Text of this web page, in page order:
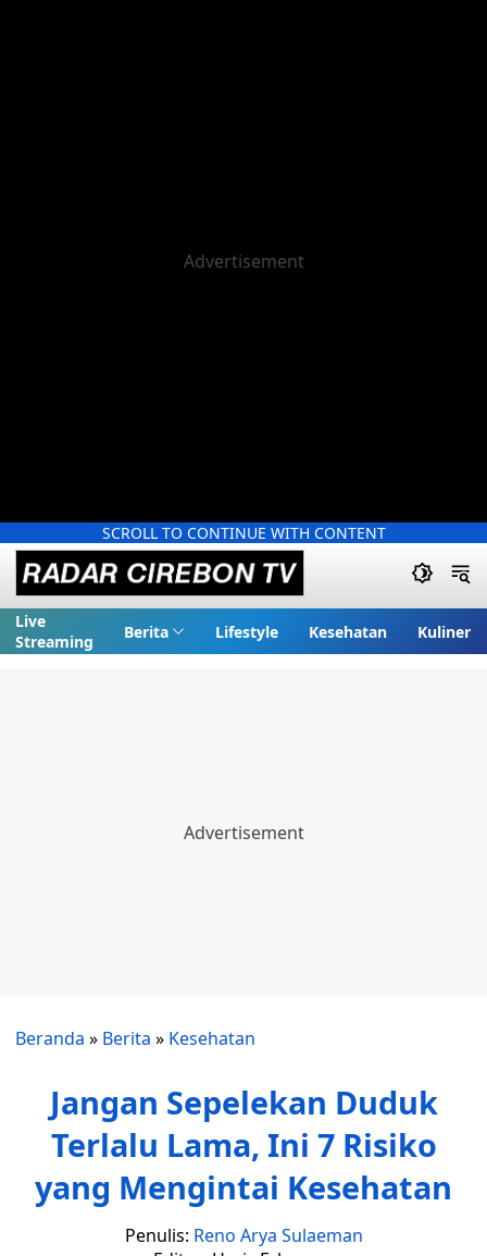
SCROLL TO CONTINUE WITH CONTENT
Live
Streaming
Berita Lifestyle Kesehatan Kuliner
Beranda » Berita » Kesehatan
Jangan Sepelekan Duduk
Terlalu Lama, Ini 7 Risiko
yang Mengintai Kesehatan
Penulis: Reno Arya Sulaeman